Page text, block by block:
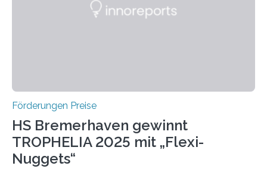
Foundation, des BIAL Award in Biomedicine ist in
Förderungen Preise
HS Bremerhaven gewinnt
TROPHELIA 2025 mit „Flexi-
Nuggets“